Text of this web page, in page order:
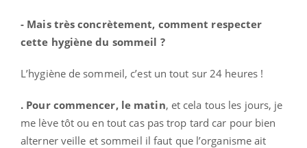
- Mais très concrètement, comment respecter
cette hygiène du sommeil ?
L’hygiène de sommeil, c’est un tout sur 24 heures !
. Pour commencer, le matin, et cela tous les jours, je
me lève tôt ou en tout cas pas trop tard car pour bien
alterner veille et sommeil il faut que l’organisme ait